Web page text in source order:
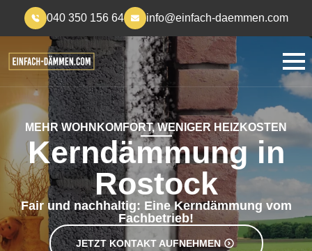
040 350 156 64 info@einfach-daemmen.com
MEHR WOHNKOMFORT, WENIGER HEIZKOSTEN
Kerndämmung in
Rostock
Fair und nachhaltig: Eine Kerndämmung vom
Fachbetrieb!
JETZT KONTAKT AUFNEHMEN